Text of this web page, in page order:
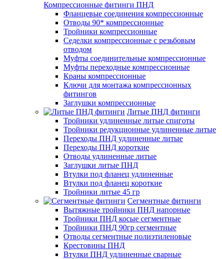
Компрессионные фитинги ПНД
Фланцевые соединения компрессионные
Отводы 90* компрессионные
Тройники компрессионные
Седелки компрессионные с резьбовым
отводом
Муфты соединительные компрессионные
Муфты переходные компрессионные
Краны компрессионные
Ключи для монтажа компрессионных
фитингов
Заглушки компрессионные
Литые ПНД фитинги
Тройники удлиненные литые спиготы
Тройники редукционные удлиненные литые
Переходы ПНД удлиненные литые
Переходы ПНД короткие
Отводы удлиненные литые
Заглушки литые ПНД
Втулки под фланец удлиненные
Втулки под фланец короткие
Тройники литые 45 гр
Сегментные фитинги
Вытяжные тройники ПНД напорные
Тройники ПНД косые сегментные
Тройники ПНД 90гр сегментные
Отводы сегментные полиэтиленовые
Крестовины ПНД
Втулки ПНД удлиненные сварные